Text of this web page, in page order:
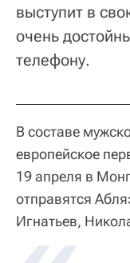
выступит в
очень
телефону.
В составе
европейское
19 апреля в
отправятся
Игнатьев,